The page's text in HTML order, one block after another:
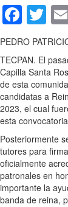
PEDRO
TECPAN. El
Capilla Santa
de esta
candidatas a
2023, el cual
esta
Posteriormente
tutores para
oficialmente
patronales en
importante la
banda de reina,